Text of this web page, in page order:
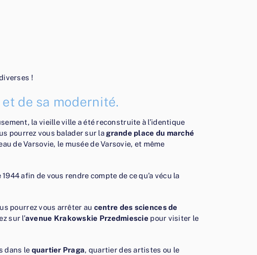
!
de sa modernité.
la vieille ville a été reconstruite à l’identique
pourrez vous balader sur la grande place du marché
de Varsovie, le musée de Varsovie, et même
afin de vous rendre compte de ce qu’a vécu la
pourrez vous arrêter au centre des sciences de
sur l’avenue Krakowskie Przedmiescie pour visiter le
dans le quartier Praga, quartier des artistes ou le